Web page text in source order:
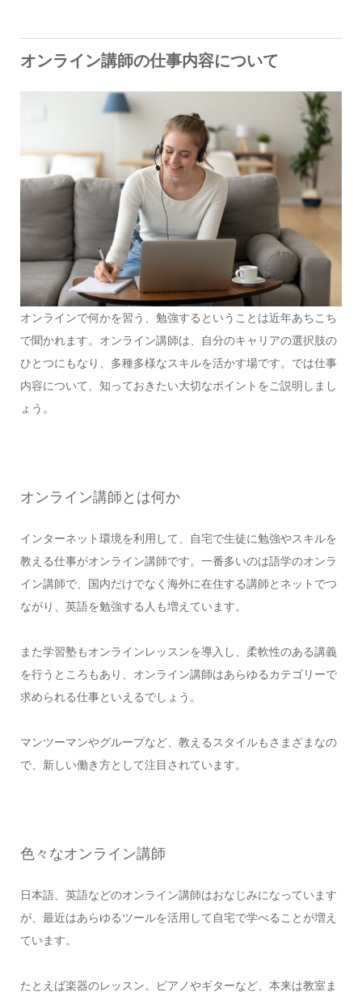
オンライン講師の仕事内容について
オンラインで何かを習う、勉強するということは近年あちこち
で聞かれます。オンライン講師は、自分のキャリアの選択肢の
ひとつにもなり、多種多様なスキルを活かす場です。では仕事
内容について、知っておきたい大切なポイントをご説明しまし
ょう。
オンライン講師とは何か
インターネット環境を利用して、自宅で生徒に勉強やスキルを
教える仕事がオンライン講師です。一番多いのは語学のオンラ
イン講師で、国内だけでなく海外に在住する講師とネットでつ
ながり、英語を勉強する人も増えています。
また学習塾もオンラインレッスンを導入し、柔軟性のある講義
を行うところもあり、オンライン講師はあらゆるカテゴリーで
求められる仕事といえるでしょう。
マンツーマンやグループなど、教えるスタイルもさまざまなの
で、新しい働き方として注目されています。
色々なオンライン講師
日本語、英語などのオンライン講師はおなじみになっています
が、最近はあらゆるツールを活用して自宅で学べることが増え
ています。
たとえば楽器のレッスン。ピアノやギターなど、本来は教室ま